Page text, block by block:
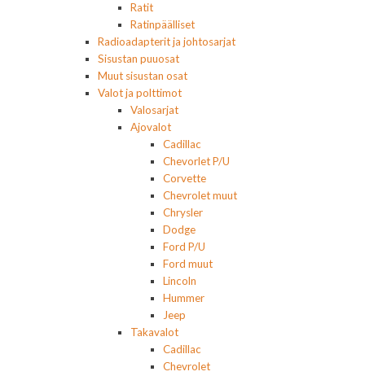
Ratit
Ratinpäälliset
Radioadapterit ja johtosarjat
Sisustan puuosat
Muut sisustan osat
Valot ja polttimot
Valosarjat
Ajovalot
Cadillac
Chevorlet P/U
Corvette
Chevrolet muut
Chrysler
Dodge
Ford P/U
Ford muut
Lincoln
Hummer
Jeep
Takavalot
Cadillac
Chevrolet